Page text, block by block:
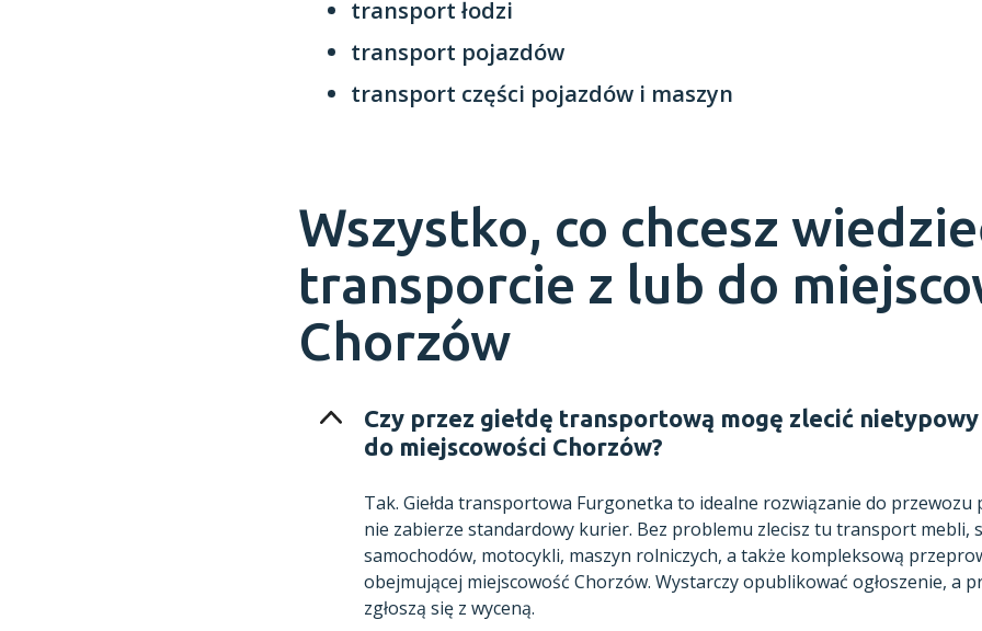
transport łodzi
transport pojazdów
transport części pojazdów i maszyn
Wszystko, co chcesz
transporcie z lub do
Chorzów
Czy przez giełdę transportową mogę zlecić
do miejscowości Chorzów?
Tak. Giełda transportowa Furgonetka to idealne rozwiązanie do
nie zabierze standardowy kurier. Bez problemu zlecisz tu transport mebli,
samochodów, motocykli, maszyn rolniczych, a także kompleksową
obejmującej miejscowość Chorzów. Wystarczy opublikować ogłoszenie, a
zgłoszą się z wyceną.